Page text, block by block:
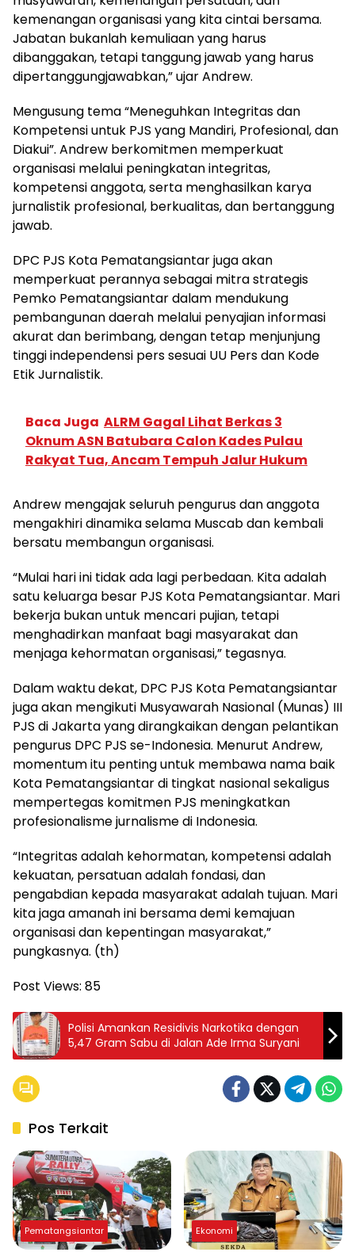
kemenangan organisasi yang kita cintai bersama.
Jabatan bukanlah kemuliaan yang harus
dibanggakan, tetapi tanggung jawab yang harus
dipertanggungjawabkan,” ujar Andrew.
Mengusung tema “Meneguhkan Integritas dan
Kompetensi untuk PJS yang Mandiri, Profesional, dan
Diakui”. Andrew berkomitmen memperkuat
organisasi melalui peningkatan integritas,
kompetensi anggota, serta menghasilkan karya
jurnalistik profesional, berkualitas, dan bertanggung
jawab.
DPC PJS Kota Pematangsiantar juga akan
memperkuat perannya sebagai mitra strategis
Pemko Pematangsiantar dalam mendukung
pembangunan daerah melalui penyajian informasi
akurat dan berimbang, dengan tetap menjunjung
tinggi independensi pers sesuai UU Pers dan Kode
Etik Jurnalistik.
Baca Juga ALRM Gagal Lihat Berkas 3
Oknum ASN Batubara Calon Kades Pulau
Rakyat Tua, Ancam Tempuh Jalur Hukum
Andrew mengajak seluruh pengurus dan anggota
mengakhiri dinamika selama Muscab dan kembali
bersatu membangun organisasi.
“Mulai hari ini tidak ada lagi perbedaan. Kita adalah
satu keluarga besar PJS Kota Pematangsiantar. Mari
bekerja bukan untuk mencari pujian, tetapi
menghadirkan manfaat bagi masyarakat dan
menjaga kehormatan organisasi,” tegasnya.
Dalam waktu dekat, DPC PJS Kota Pematangsiantar
juga akan mengikuti Musyawarah Nasional (Munas) III
PJS di Jakarta yang dirangkaikan dengan pelantikan
pengurus DPC PJS se-Indonesia. Menurut Andrew,
momentum itu penting untuk membawa nama baik
Kota Pematangsiantar di tingkat nasional sekaligus
mempertegas komitmen PJS meningkatkan
profesionalisme jurnalisme di Indonesia.
“Integritas adalah kehormatan, kompetensi adalah
kekuatan, persatuan adalah fondasi, dan
pengabdian kepada masyarakat adalah tujuan. Mari
kita jaga amanah ini bersama demi kemajuan
organisasi dan kepentingan masyarakat,”
pungkasnya. (th)
Post Views: 85
Polisi Amankan Residivis Narkotika dengan
5,47 Gram Sabu di Jalan Ade Irma Suryani
Pos Terkait
Pematangsiantar Ekonomi